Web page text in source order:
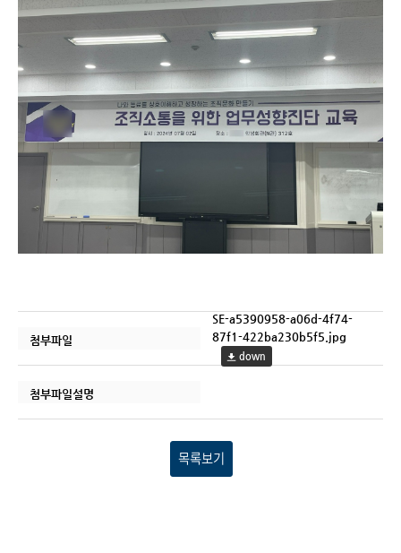
첨부파일
SE-a5390958-a06d-4f74-
87f1-422ba230b5f5.jpg
down
첨부파일설명
목록보기